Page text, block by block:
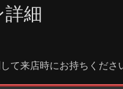
詳細
て来店時にお持ちくださ